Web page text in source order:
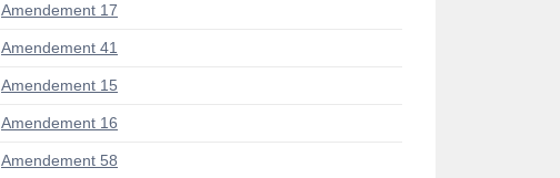
Amendement 17
Amendement 41
Amendement 15
Amendement 16
Amendement 58